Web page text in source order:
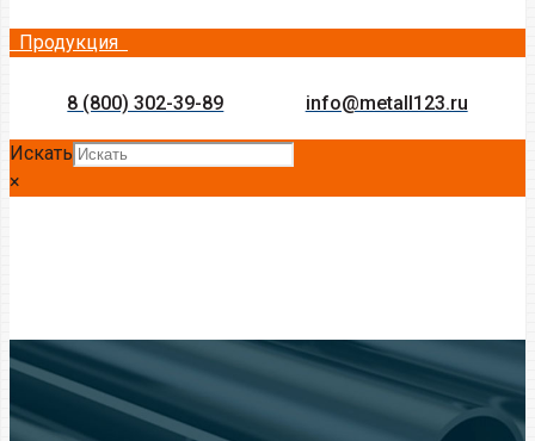
Продукция
8 (800) 302-39-89 info@metall123.ru
Искать
×